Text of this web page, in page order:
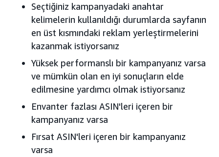
Seçtiğiniz kampanyadaki anahtar
kelimelerin kullanıldığı durumlarda sayfanın
en üst kısmındaki reklam yerleştirmelerini
kazanmak istiyorsanız
Yüksek performanslı bir kampanyanız varsa
ve mümkün olan en iyi sonuçların elde
edilmesine yardımcı olmak istiyorsanız
Envanter fazlası ASIN'leri içeren bir
kampanyanız varsa
Fırsat ASIN'leri içeren bir kampanyanız
varsa